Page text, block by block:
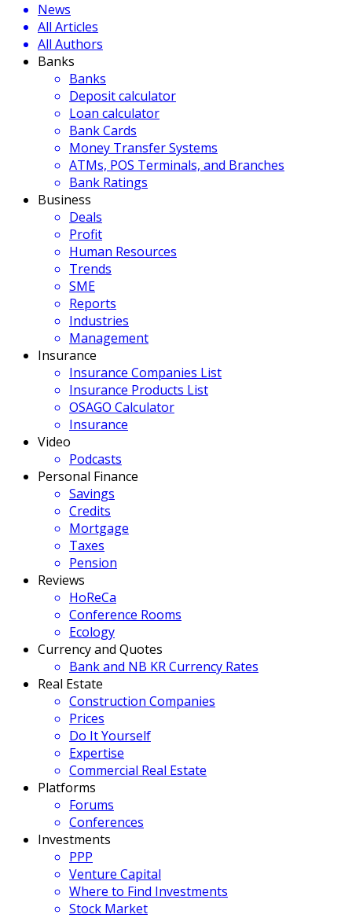
News
All Articles
All Authors
Banks
Banks
Deposit calculator
Loan calculator
Bank Cards
Money Transfer Systems
ATMs, POS Terminals, and Branches
Bank Ratings
Business
Deals
Profit
Human Resources
Trends
SME
Reports
Industries
Management
Insurance
Insurance Companies List
Insurance Products List
OSAGO Calculator
Insurance
Video
Podcasts
Personal Finance
Savings
Credits
Mortgage
Taxes
Pension
Reviews
HoReCa
Conference Rooms
Ecology
Currency and Quotes
Bank and NB KR Currency Rates
Real Estate
Construction Companies
Prices
Do It Yourself
Expertise
Commercial Real Estate
Platforms
Forums
Conferences
Investments
PPP
Venture Capital
Where to Find Investments
Stock Market